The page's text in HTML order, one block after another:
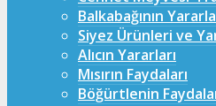
Balkabağının
Siyez Ürünleri ve
Alıcın Yararları
Mısırın Faydaları
Böğürtlenin